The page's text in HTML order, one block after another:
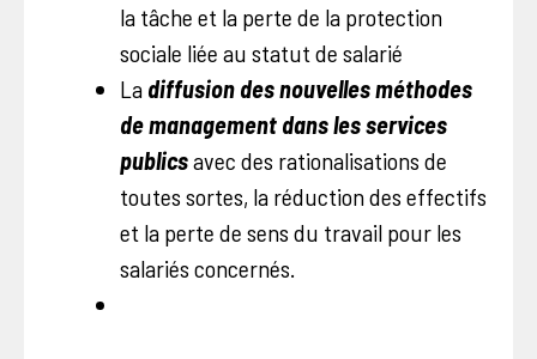
la tâche et la perte de la protection
sociale liée au statut de salarié
La diffusion des nouvelles méthodes
de management dans les services
publicsavec des rationalisations de
toutes sortes, la réduction des effectifs
et la perte de sens du travail pour les
salariés concernés.